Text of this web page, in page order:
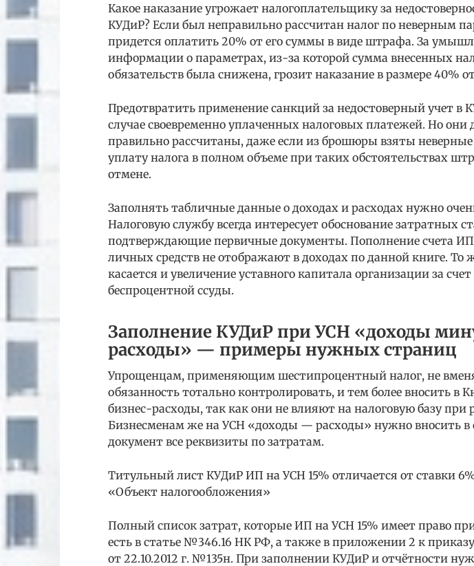
Какое наказание угрожает налогоплательщику за
КУДиР? Если был неправильно рассчитан налог по неверным
придется оплатить 20% от его суммы в виде штрафа. За
информации о параметрах, из-за которой сумма внесенных
обязательств была снижена, грозит наказание в размере 40%
Предотвратить применение санкций за недостоверный учет в
случае своевременно уплаченных налоговых платежей. Но
правильно рассчитаны, даже если из брошюры взяты
уплату налога в полном объеме при таких обстоятельствах
отмене.
Заполнять табличные данные о доходах и расходах нужно
Налоговую службу всегда интересует обоснование затратных
подтверждающие первичные документы. Пополнение счета ИП
личных средств не отображают в доходах по данной книге. То
касается и увеличение уставного капитала организации за
беспроцентной ссуды.
Заполнение КУДиР при УСН «доходы
расходы» — примеры нужных страниц
Упрощенцам, применяющим шестипроцентный налог, не
обязанность тотально контролировать, и тем более вносить в
бизнес-расходы, так как они не влияют на налоговую базу при
Бизнесменам же на УСН «доходы — расходы» нужно вносить в
документ все реквизиты по затратам.
Титульный лист КУДиР ИП на УСН 15% отличается от ставки
«Объект налогообложения»
Полный список затрат, которые ИП на УСН 15% имеет право
есть в статье №346.16 НК РФ, а также в приложении 2 к
от 22.10.2012 г. №135н. При заполнении КУДиР и отчётности